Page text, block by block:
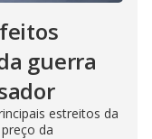
guerra
estreitos da
da